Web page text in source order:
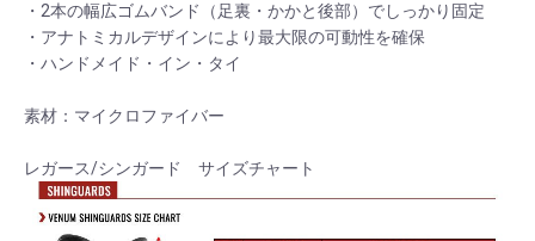
・2本の幅広ゴムバンド（足裏・かかと後部）でしっかり固定
・アナトミカルデザインにより最大限の可動性を確保
・ハンドメイド・イン・タイ
素材：マイクロファイバー
レガース/シンガード サイズチャート